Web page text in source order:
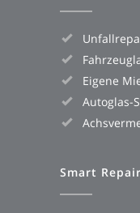
Eigene
Autoglas-
Smart Repair